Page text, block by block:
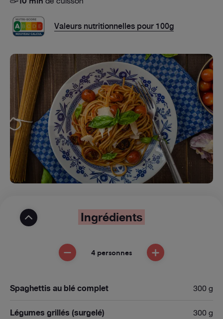
Valeurs nutritionnelles pour 100g
Ingrédients
ENLEVER UNE PERSONNE
4 personnes AJOUTER UNE
Spaghettis au blé complet 300 g
Légumes grillés (surgelé) 300 g